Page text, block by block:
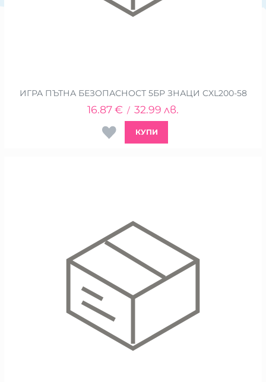
ИГРА ПЪТНА БЕЗОПАСНОСТ 5БР ЗНАЦИ CXL200-58
16.87€ / 32.99 лв.
КУПИ